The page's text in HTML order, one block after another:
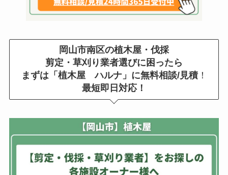
岡山市南区の植木屋・伐採
剪定・草刈り業者選びに困ったら
まずは「植木屋 ハルナ」に無料相談/見積！
最短即日対応！